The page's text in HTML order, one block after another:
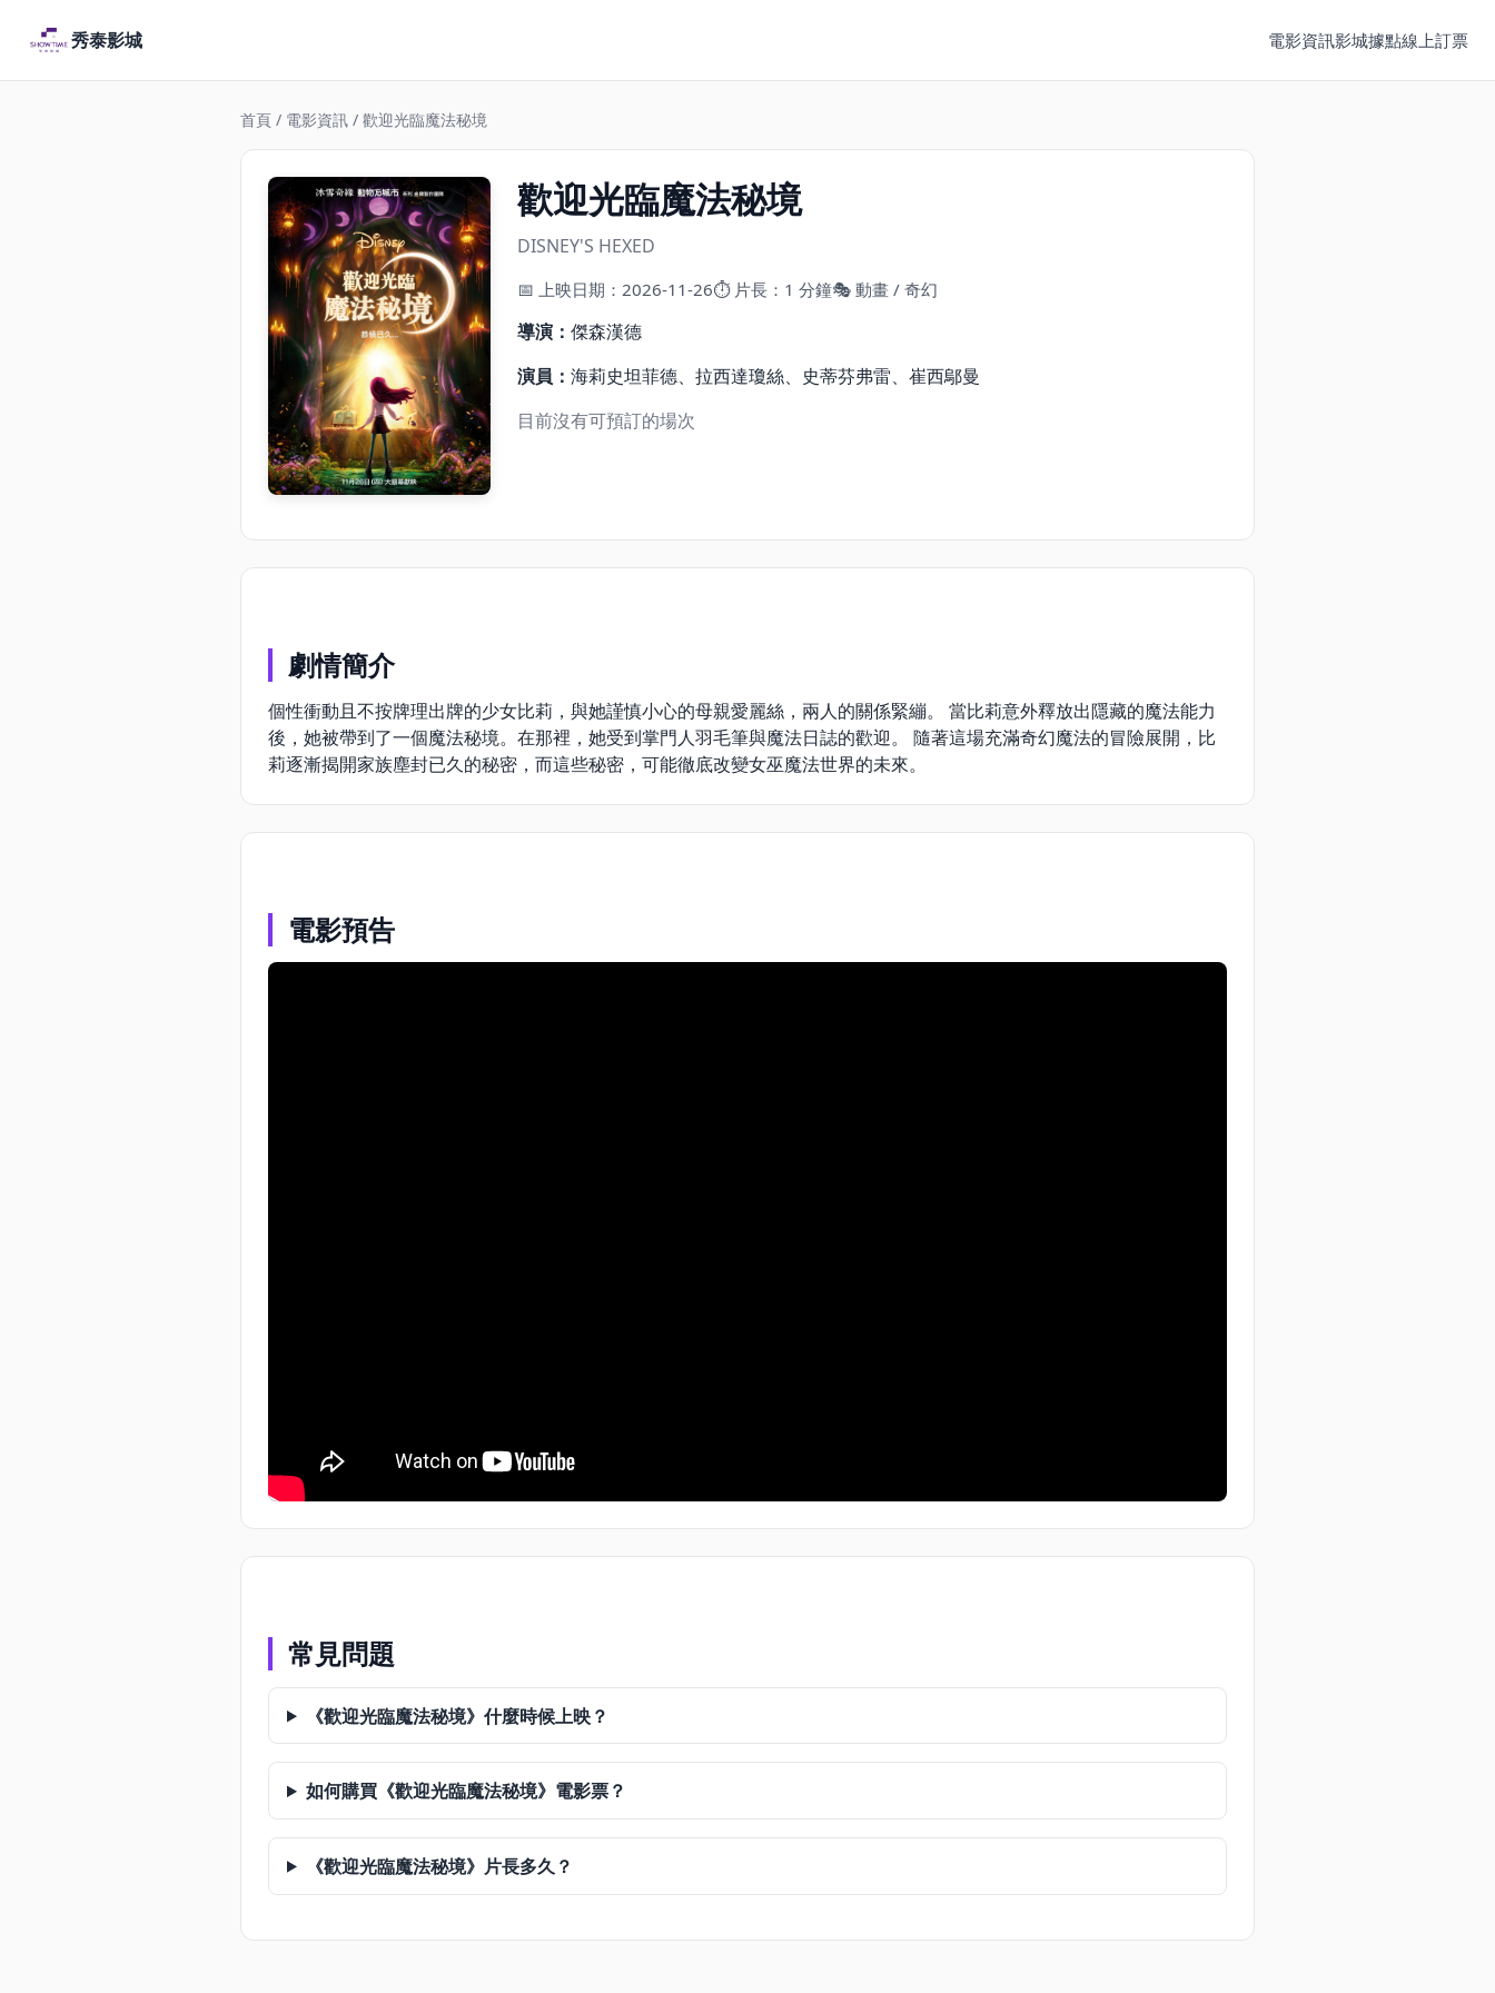
秀泰影城 電影資訊影城據點線上訂票
首頁 / 電影資訊 / 歡迎光臨魔法秘境
歡迎光臨魔法秘境
DISNEY'S HEXED
📅 上映日期：2026-11-26⏱ 片長：1 分鐘🎭 動畫 / 奇幻
導演： 傑森漢德
演員： 海莉史坦菲德、拉西達瓊絲、史蒂芬弗雷、崔西鄔曼
目前沒有可預訂的場次
劇情簡介
個性衝動且不按牌理出牌的少女比莉，與她謹慎小心的母親愛麗絲，兩人的關係緊繃。 當比莉意外釋放出隱藏的魔法能力
後，她被帶到了一個魔法秘境。在那裡，她受到掌門人羽毛筆與魔法日誌的歡迎。 隨著這場充滿奇幻魔法的冒險展開，比
莉逐漸揭開家族塵封已久的秘密，而這些秘密，可能徹底改變女巫魔法世界的未來。
電影預告
常見問題
《歡迎光臨魔法秘境》什麼時候上映？
如何購買《歡迎光臨魔法秘境》電影票？
《歡迎光臨魔法秘境》片長多久？